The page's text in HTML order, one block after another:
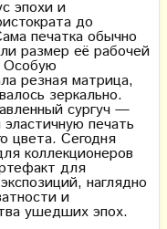
эпохи и
до
печатка обычно
размер её рабочей
Особую
резная матрица,
зеркально.
сургуч —
печать
цвета. Сегодня
коллекционеров
для
наглядно
и
ушедших эпох.